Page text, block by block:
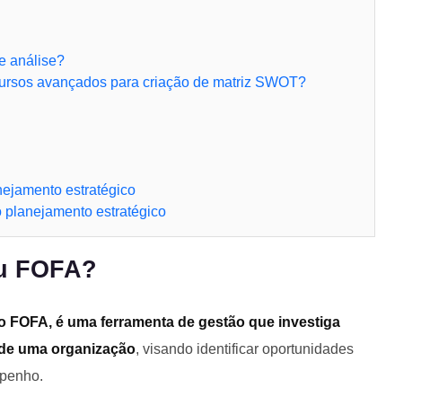
análise?
avançados para criação de matriz SWOT?
estratégico
planejamento estratégico
FOFA?
FOFA, é uma ferramenta de gestão que investiga
uma organização, visando identificar oportunidades